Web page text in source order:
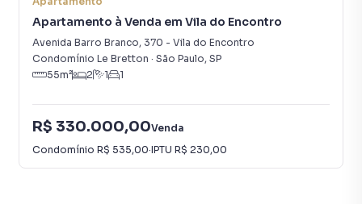
simplificar a relação de proprietários, inquilinos e
compradores com o mercado imobiliário.
Anuncie seu imóvel! É fácil, rápido e gratuito! A Sol
Na Sol Dourado Imóveis você consegue vender ou alugar
seu imóvel muito mais rápido do que em imobiliárias
Apartamento à Venda em Vila do Encontro
Avenida Barro Branco, 370 - Vila do Encontro
Condomínio Le Bretton · São Paulo, SP
55m² 2 1 1
R$ 330.000,00Venda
Condomínio R$ 535,00·IPTU R$ 230,00